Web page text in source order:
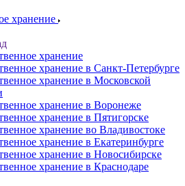
хранение
хранение
хранение в Санкт-Петербурге
хранение в Московской
хранение в Воронеже
хранение в Пятигорске
хранение во Владивостоке
хранение в Екатеринбурге
хранение в Новосибирске
хранение в Краснодаре